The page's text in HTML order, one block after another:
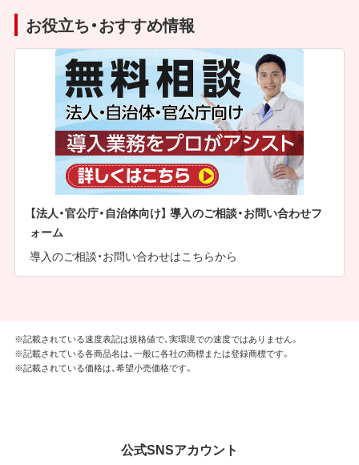
お役立ち・おすすめ情報
【法人・官公庁・自治体向け】 導入のご相談・お問い合わせフ
ォーム
導入のご相談・お問い合わせはこちらから
※記載されている速度表記は規格値で、実環境での速度ではありません。
※記載されている各商品名は、一般に各社の商標または登録商標です。
※記載されている価格は、希望小売価格です。
公式SNSアカウント